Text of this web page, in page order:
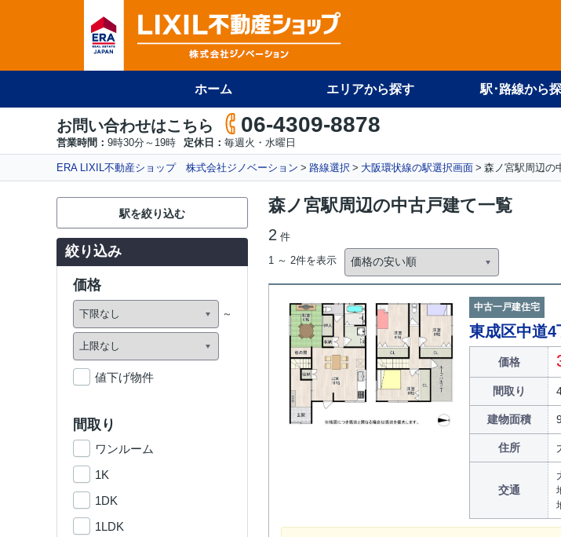
ホーム エリアから探す 駅･路線から
お問い合わせはこちら 06-4309-8878
営業時間： 9時30分～19時 定休日： 毎週火・水曜日
ERA LIXIL不動産ショップ 株式会社ジノベーション 路線選択 大阪環状線の駅選択画面 森ノ宮駅周辺の
森ノ宮駅周辺の中古戸建て一覧
2 件
1 ～ 2件を表示
中古一戸建住宅
東成区中道
価格
間取り
建物面積
住所
交通
駅を絞り込む
絞り込み
価格
値下げ物件
間取り
ワンルーム
1K
1DK
1LDK